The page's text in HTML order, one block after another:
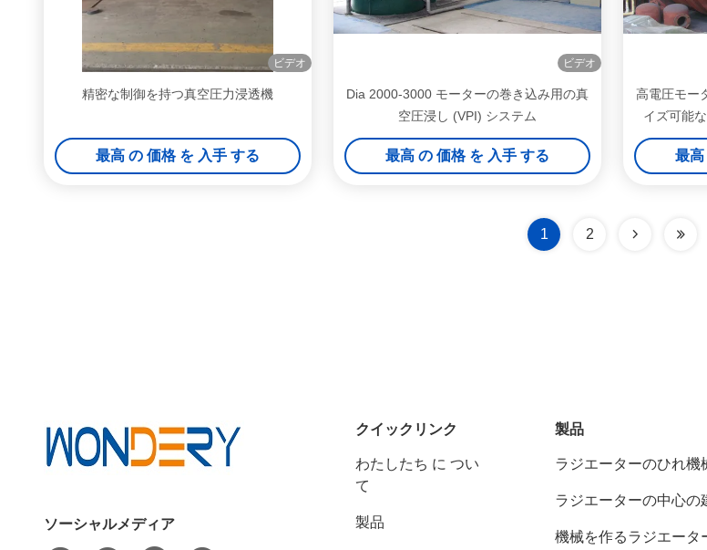
ビデオ
精密な制御を持つ真空圧力浸透機
最高 の 価格 を 入手 する
ビデオ
Dia 2000-3000 モーターの巻き込み用の真
空圧浸し (VPI) システム
最高 の 価格 を 入手 する
高電圧モー
イズ可能
最高
1 2
ソーシャルメディア
クイックリンク
わたしたち に つい
て
製品
製品
ラジエーターのひれ機
ラジエーターの中心の
機械を作るラジエータ